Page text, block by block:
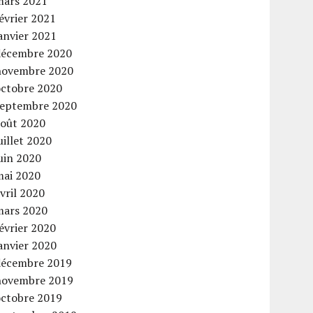
2021
2021
2020
2020
2020
2020
2020
2020
2020
2020
2020
2020
2020
2020
2019
2019
2019